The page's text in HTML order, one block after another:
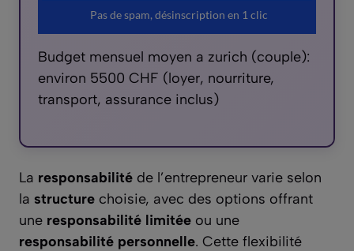
Budget mensuel moyen a zurich (couple):
environ 5500 CHF (loyer, nourriture,
transport, assurance inclus)
La responsabilité de l’entrepreneur varie selon
la structure choisie, avec des options offrant
une responsabilité limitée ou une
responsabilité personnelle. Cette flexibilité